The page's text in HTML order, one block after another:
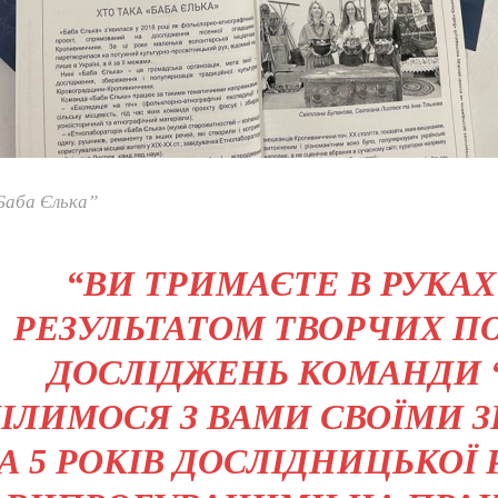
Єлька”
“ВИ ТРИМАЄТЕ В
РЕЗУЛЬТАТОМ ТВОРЧИХ
ДОСЛІДЖЕНЬ КОМАНДИ
З ВАМИ СВОЇМИ
5 РОКІВ